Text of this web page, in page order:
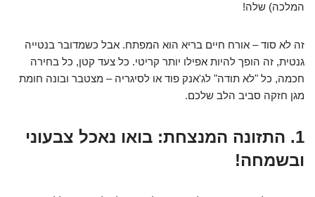
המלכה) שלה!
זה לא סוד – אורח חיים בריא הוא המפתח. אבל כשמדובר בנטייה
גנטית, זה הופך להיות אפילו יותר קריטי. כל צעד קטן, כל בחירה
חכמה, כל "לא תודה" לג'אנק פוד או לסיגריה – מצטבר ובונה חומת
מגן חזקה סביב הלב שלכם.
1. התזונה המנצחת: בואו נאכל צבעוני
ובשמחה!